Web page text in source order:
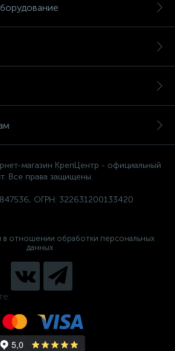
магазин КрепЦентр - официальный
Все права защищены.
ОГРН: 322631200133420
в отношении обработки персональных
данных